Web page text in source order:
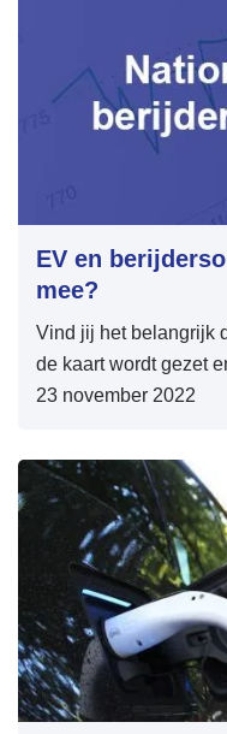
EV en
mee?
Vind jij het belangrijk
de kaart wordt gezet
dan mee met het
23 november 2022